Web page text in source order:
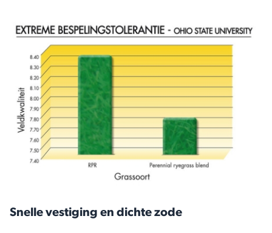
Snelle vestiging en dichte zode